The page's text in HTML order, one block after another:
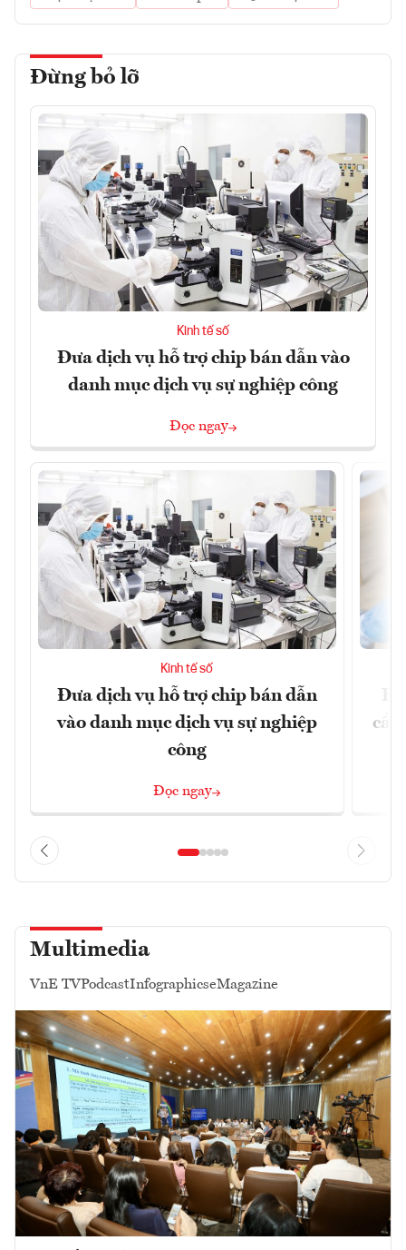
Đừng bỏ lỡ
Kinh tế số
Đưa dịch vụ hỗ trợ chip bán dẫn vào
danh mục dịch vụ sự nghiệp công
Đọc ngay
Kinh tế số
Đưa dịch vụ hỗ trợ chip bán dẫn
vào danh mục dịch vụ sự nghiệp
công
Đọc ngay
Multimedia
VnE TVPodcastInfographicseMagazine